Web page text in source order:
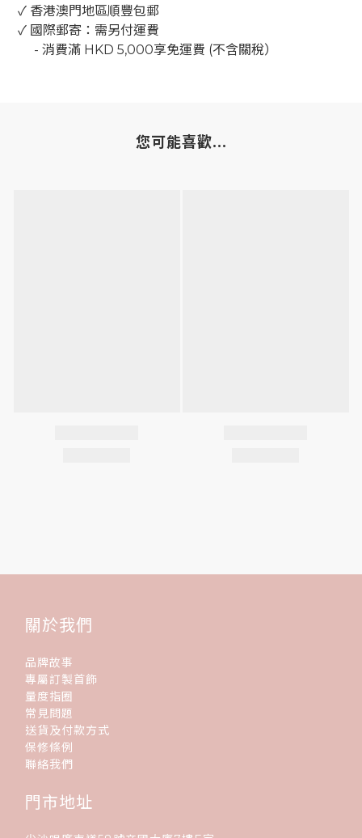
✓ 香港澳門地區順豐包郵
✓ 國際郵寄：需另付運費
- 消費滿 HKD 5,000享免運費 (不含關稅）
您可能喜歡...
關於我們
品牌故事
專屬訂製首飾
量度指圈
常見問題
送貨及付款方式
保修條例
聯絡我們
門市地址